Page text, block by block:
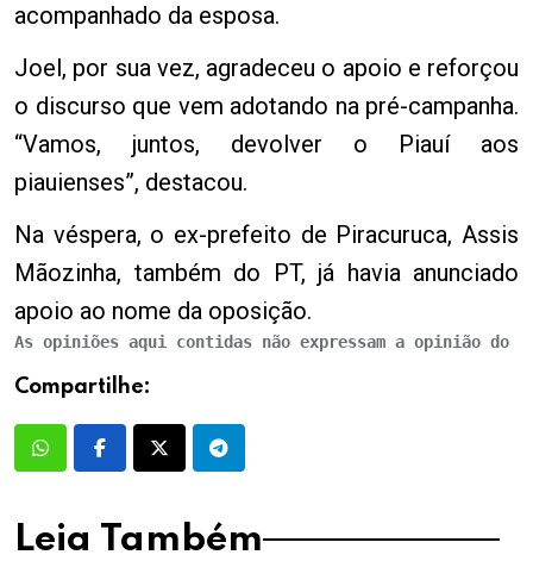
acompanhado da esposa.
Joel, por sua vez, agradeceu o apoio e reforçou
o discurso que vem adotando na pré-campanha.
“Vamos, juntos, devolver o Piauí aos
piauienses”, destacou.
Na véspera, o ex-prefeito de Piracuruca, Assis
Mãozinha, também do PT, já havia anunciado
apoio ao nome da oposição.
As opiniões aqui contidas não expressam a opinião do
Compartilhe:
Leia Também